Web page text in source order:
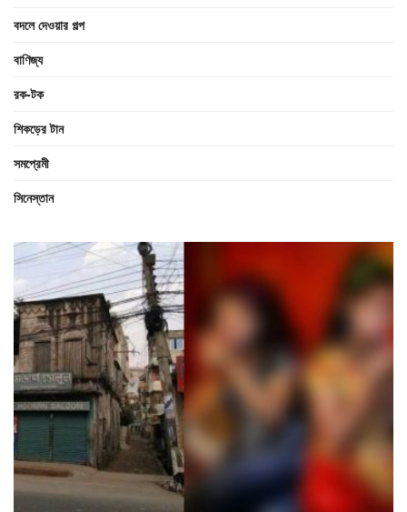
বদলে দেওয়ার গল্প
বাণিজ্য
রক-টক
শিকড়ের টান
সমপ্রেমী
সিনেস্তান